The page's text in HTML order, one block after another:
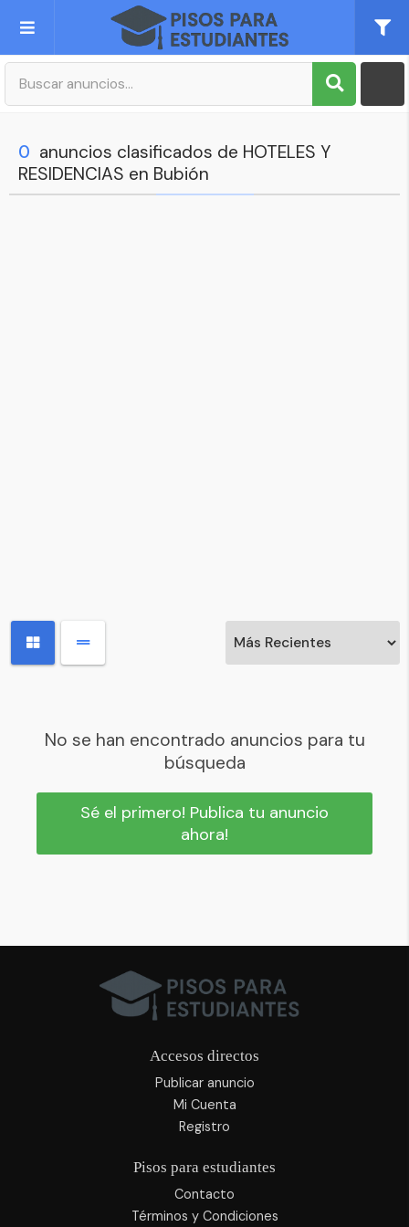
Publica tu Anuncio
Mi cuenta
0 anuncios clasificados de HOTELES Y
RESIDENCIAS en Bubión
No se han encontrado anuncios para tu
búsqueda
Sé el primero! Publica tu anuncio
ahora!
Accesos directos
Publicar anuncio
Mi Cuenta
Registro
Pisos para estudiantes
Contacto
Términos y Condiciones